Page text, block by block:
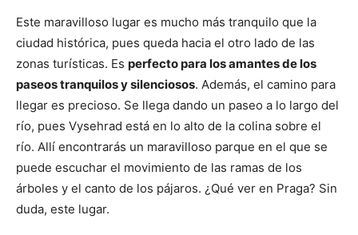
Este maravilloso lugar es mucho más tranquilo que la
ciudad histórica, pues queda hacia el otro lado de las
zonas turísticas. Es perfecto para los amantes de los
paseos tranquilos y silenciosos. Además, el camino para
llegar es precioso. Se llega dando un paseo a lo largo del
río, pues Vysehrad está en lo alto de la colina sobre el
río. Allí encontrarás un maravilloso parque en el que se
puede escuchar el movimiento de las ramas de los
árboles y el canto de los pájaros. ¿Qué ver en Praga? Sin
duda, este lugar.